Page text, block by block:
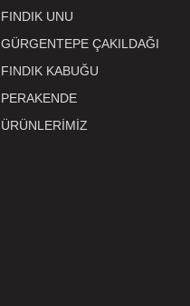
FINDIK UNU
GÜRGENTEPE ÇAKILDAĞI
FINDIK KABUĞU
PERAKENDE
ÜRÜNLERİMİZ